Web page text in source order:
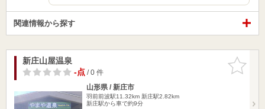
関連情報から探す
お気に入
りに追加
新庄山屋温泉
-点/ 0 件
山形県 / 新庄市
羽前前波駅11.32km 新庄駅2.82km
新庄駅から車で約9分